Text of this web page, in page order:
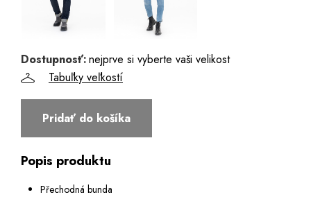
Dostupnosť:nejprve si vyberte vaši velikost
Tabuľky veľkostí
Pridať do košíka
Popis produktu
Přechodná bunda